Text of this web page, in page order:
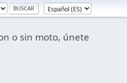
o sin moto, únete